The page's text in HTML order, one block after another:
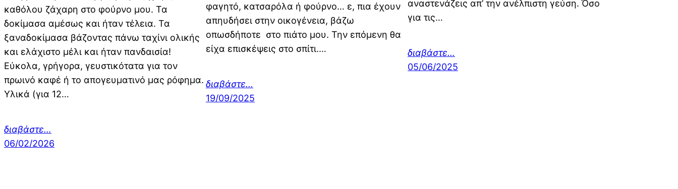
καθόλου ζάχαρη στο φούρνο μου. Τα
δοκίμασα αμέσως και ήταν τέλεια. Τα
ξαναδοκίμασα βάζοντας πάνω ταχίνι ολικής
και ελάχιστο μέλι και ήταν πανδαισία!
Εύκολα, γρήγορα, γευστικότατα για τον
πρωινό καφέ ή το απογευματινό μας ρόφημα.
Υλικά (για 12…
διαβάστε…
06/02/2026
φαγητό, κατσαρόλα ή φούρνο… ε, πια έχουν
απηυδήσει στην οικογένεια, βάζω
οπωσδήποτε στο πιάτο μου. Την επόμενη θα
είχα επισκέψεις στο σπίτι.…
διαβάστε…
19/09/2025
αναστενάζεις απ’ την ανέλπιστη γεύση. Όσο
για τις…
διαβάστε…
05/06/2025